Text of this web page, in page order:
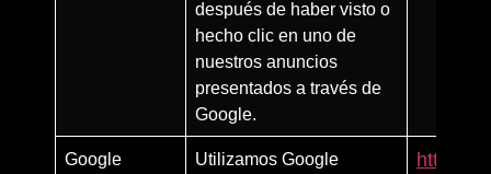
después de haber visto o
hecho clic en uno de
nuestros anuncios
presentados a través de
Google.
Google
Utilizamos Google
https://